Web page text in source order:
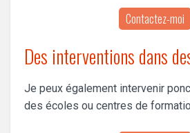
Contactez-moi
Des interventions dans
Je peux également intervenir
des écoles ou centres de